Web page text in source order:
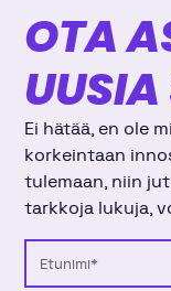
OTA
Ei hätää, en ole
korkeintaan
tulemaan, niin
tarkkoja lukuja,